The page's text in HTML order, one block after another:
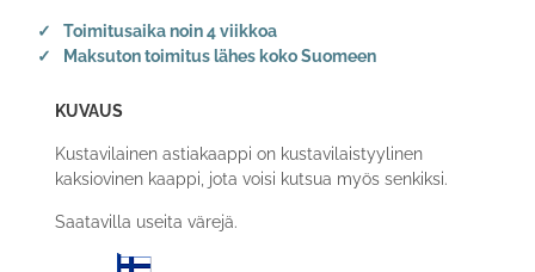
Toimitusaika noin 4 viikkoa
Maksuton toimitus lähes koko Suomeen
KUVAUS
Kustavilainen astiakaappi on kustavilaistyylinen
kaksiovinen kaappi, jota voisi kutsua myös senkiksi.
Saatavilla useita värejä.